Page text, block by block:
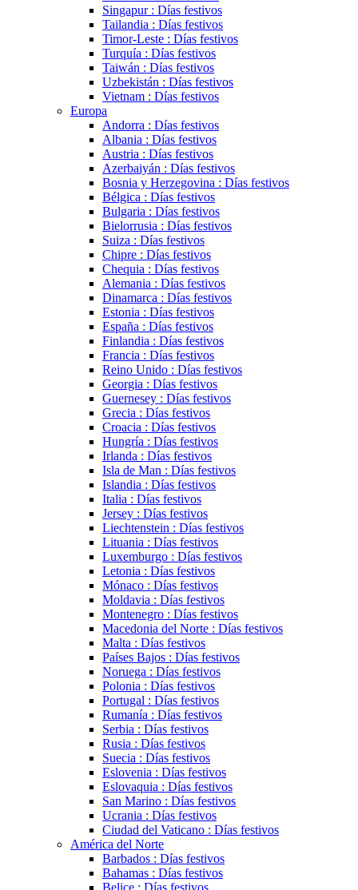
Singapur : Días festivos
Tailandia : Días festivos
Timor-Leste : Días festivos
Turquía : Días festivos
Taiwán : Días festivos
Uzbekistán : Días festivos
Vietnam : Días festivos
Europa
Andorra : Días festivos
Albania : Días festivos
Austria : Días festivos
Azerbaiyán : Días festivos
Bosnia y Herzegovina : Días festivos
Bélgica : Días festivos
Bulgaria : Días festivos
Bielorrusia : Días festivos
Suiza : Días festivos
Chipre : Días festivos
Chequia : Días festivos
Alemania : Días festivos
Dinamarca : Días festivos
Estonia : Días festivos
España : Días festivos
Finlandia : Días festivos
Francia : Días festivos
Reino Unido : Días festivos
Georgia : Días festivos
Guernesey : Días festivos
Grecia : Días festivos
Croacia : Días festivos
Hungría : Días festivos
Irlanda : Días festivos
Isla de Man : Días festivos
Islandia : Días festivos
Italia : Días festivos
Jersey : Días festivos
Liechtenstein : Días festivos
Lituania : Días festivos
Luxemburgo : Días festivos
Letonia : Días festivos
Mónaco : Días festivos
Moldavia : Días festivos
Montenegro : Días festivos
Macedonia del Norte : Días festivos
Malta : Días festivos
Países Bajos : Días festivos
Noruega : Días festivos
Polonia : Días festivos
Portugal : Días festivos
Rumanía : Días festivos
Serbia : Días festivos
Rusia : Días festivos
Suecia : Días festivos
Eslovenia : Días festivos
Eslovaquia : Días festivos
San Marino : Días festivos
Ucrania : Días festivos
Ciudad del Vaticano : Días festivos
América del Norte
Barbados : Días festivos
Bahamas : Días festivos
Belice : Días festivos